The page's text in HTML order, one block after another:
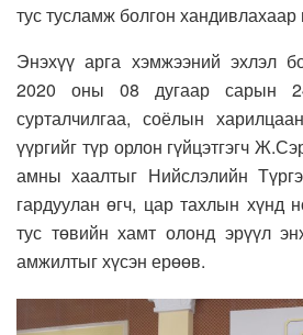
тус тусламж болгон
Энэхүү арга хэмжээний эхлэл
2020 оны 08 дугаар сарын
сурталчилгаа, соёлын
үүргийг түр орлон гүйцэтгэгч
амны хаалтыг Нийслэлийн
гардуулан өгч, цар тахлын хүнд
тус төвийн хамт олонд эрүүл
амжилтыг хүсэн ерөөв.